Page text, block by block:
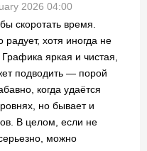
2026 04:00
скоротать время.
хотя иногда не
яркая и чистая,
подводить — порой
когда удаётся
но бывает и
В целом, если не
можно